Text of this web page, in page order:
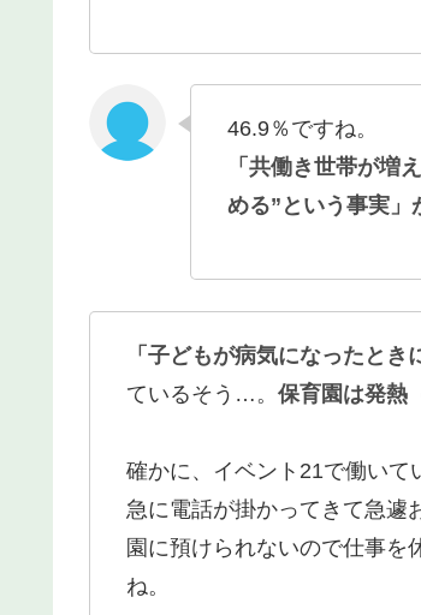
46.9％ですね。
「共働き世帯が増
める”という事実」
「子どもが病気になったと
ているそう…。 保育園は発熱
確かに、イベント21で働いて
急に電話が掛かってきて急遽
園に預けられないので仕事を
ね。